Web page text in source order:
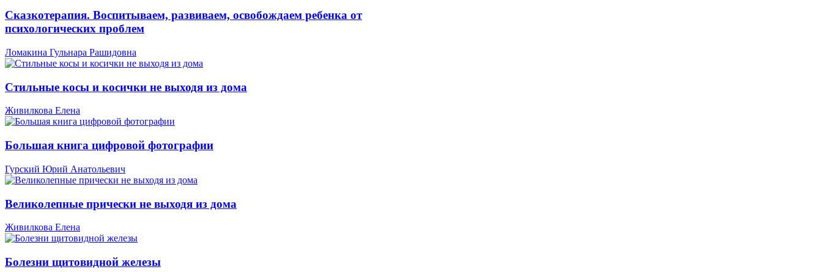
Сказкотерапия. Воспитываем, развиваем, освобождаем ребенка от
психологических проблем
Ломакина Гульнара Рашидовна
Стильные косы и косички не выходя из дома
Живилкова Елена
Большая книга цифровой фотографии
Гурский Юрий Анатольевич
Великолепные прически не выходя из дома
Живилкова Елена
Болезни щитовидной железы